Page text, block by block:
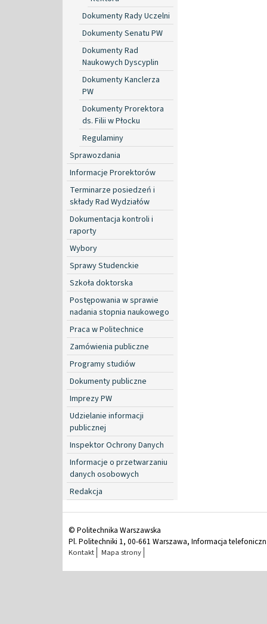
Dokumenty Rady Uczelni
Dokumenty Senatu PW
Dokumenty Rad
Naukowych Dyscyplin
Dokumenty Kanclerza
PW
Dokumenty Prorektora
ds. Filii w Płocku
Regulaminy
Sprawozdania
Informacje Prorektorów
Terminarze posiedzeń i
składy Rad Wydziałów
Dokumentacja kontroli i
raporty
Wybory
Sprawy Studenckie
Szkoła doktorska
Postępowania w sprawie
nadania stopnia naukowego
Praca w Politechnice
Zamówienia publiczne
Programy studiów
Dokumenty publiczne
Imprezy PW
Udzielanie informacji
publicznej
Inspektor Ochrony Danych
Informacje o przetwarzaniu
danych osobowych
Redakcja
© Politechnika Warszawska
Pl. Politechniki 1, 00-661 Warszawa, Informacja
Kontakt Mapa strony